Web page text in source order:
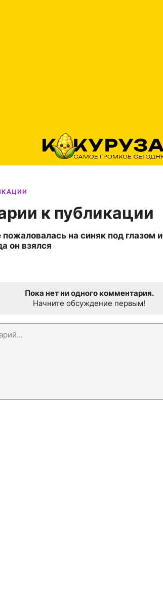
к публикации
на синяк под глазом и
он взялся
Пока нет ни одного комментария.
Начните обсуждение первым!